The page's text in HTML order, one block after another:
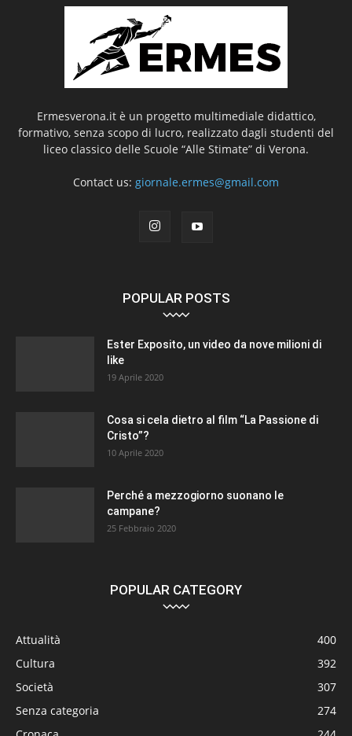
Ermesverona.it è un progetto multimediale didattico,
formativo, senza scopo di lucro, realizzato dagli studenti del
liceo classico delle Scuole “Alle Stimate” di Verona.
Contact us: giornale.ermes@gmail.com
POPULAR POSTS
Ester Exposito, un video da nove milioni di
like
19 Aprile 2020
Cosa si cela dietro al film “La Passione di
Cristo”?
10 Aprile 2020
Perché a mezzogiorno suonano le
campane?
25 Febbraio 2020
POPULAR CATEGORY
Attualità
400
Cultura
392
Società
307
Senza categoria
274